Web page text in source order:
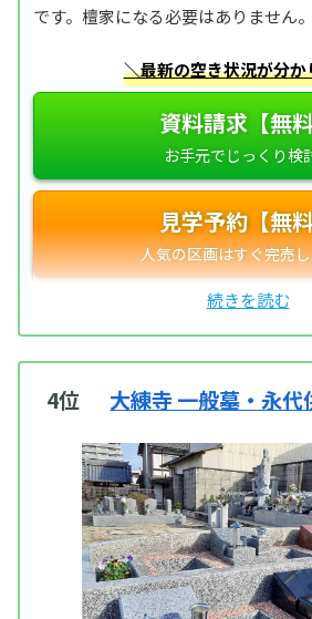
です。檀家になる必要はありません
＼最新の空き状況が分か
資料請求【無料
見学予約【無料
4位 大練寺 一般墓・永